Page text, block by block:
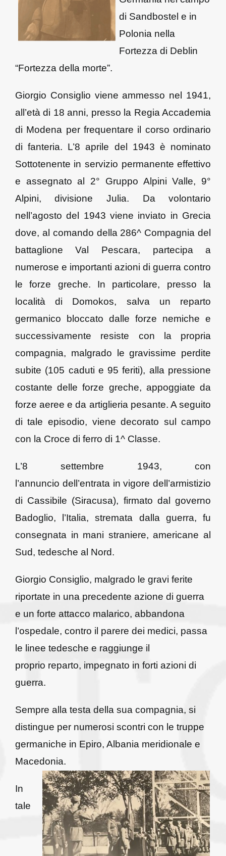
di Sandbostel e in
Polonia nella
Fortezza di Deblin
“Fortezza della morte”.
Giorgio Consiglio viene ammesso nel 1941,
all’età di 18 anni, presso la Regia Accademia
di Modena per frequentare il corso ordinario
di fanteria. L’8 aprile del 1943 è nominato
Sottotenente in servizio permanente effettivo
e assegnato al 2° Gruppo Alpini Valle, 9°
Alpini, divisione Julia. Da volontario
nell’agosto del 1943 viene inviato in Grecia
dove, al comando della 286^ Compagnia del
battaglione Val Pescara, partecipa a
numerose e importanti azioni di guerra contro
le forze greche. In particolare, presso la
località di Domokos, salva un reparto
germanico bloccato dalle forze nemiche e
successivamente resiste con la propria
compagnia, malgrado le gravissime perdite
subite (105 caduti e 95 feriti), alla pressione
costante delle forze greche, appoggiate da
forze aeree e da artiglieria pesante. A seguito
di tale episodio, viene decorato sul campo
con la Croce di ferro di 1^ Classe.
L’8 settembre 1943, con
l’annuncio dell’entrata in vigore dell’armistizio
di Cassibile (Siracusa), firmato dal governo
Badoglio, l’Italia, stremata dalla guerra, fu
consegnata in mani straniere, americane al
Sud, tedesche al Nord.
Giorgio Consiglio, malgrado le gravi ferite
riportate in una precedente azione di guerra
e un forte attacco malarico, abbandona
l’ospedale, contro il parere dei medici, passa
le linee tedesche e raggiunge il
proprio reparto, impegnato in forti azioni di
guerra.
Sempre alla testa della sua compagnia, si
distingue per numerosi scontri con le truppe
germaniche in Epiro, Albania meridionale e
Macedonia.
In
tale